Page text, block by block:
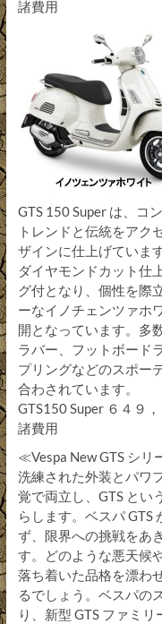
諸費用
GTS 150 Super は、コ
トレンドと伝統をアク
ザインに仕上げていま
ダイヤモンドカット仕
グ付となり、個性を際
ーなイノチェンツァホ
開となっています。多
ラバー、フットボード
プリングなどのスポー
合わされています。
GTS150 Super ６４９
諸費用
≪Vespa New GTS シリ
洗練された外装とパワ
覚で両立し、GTS とい
らします。ベスパ GTS
ず、限界への挑戦をあ
す。どのような悪天候
落ち着いた品格を漂わ
るでしょう。ベスパの
り、新型 GTS ファミ